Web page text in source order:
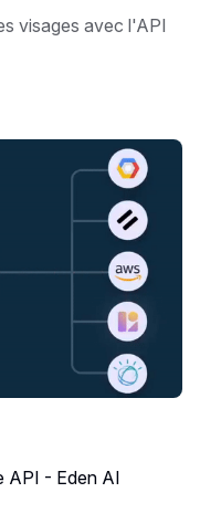
visages avec l'API
API - Eden AI